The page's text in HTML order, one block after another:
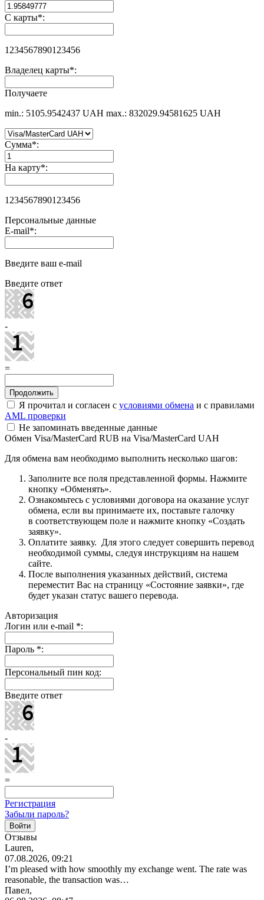
С карты*:
1234567890123456
Владелец карты*:
Получаете
min.: 5105.9542437 UAH max.: 832029.94581625 UAH
Сумма*:
На карту*:
1234567890123456
Персональные данные
E-mail*:
Введите ваш e-mail
Введите ответ
-
=
Я прочитал и согласен с условиями обмена и с правилами
AML проверки
Не запоминать введенные данные
Обмен Visa/MasterCard RUB на Visa/MasterCard UAH
Для обмена вам необходимо выполнить несколько шагов:
Заполните все поля представленной формы. Нажмите
кнопку «Обменять».
Ознакомьтесь с условиями договора на оказание услуг
обмена, если вы принимаете их, поставьте галочку
в соответствующем поле и нажмите кнопку «Создать
заявку».
Оплатите заявку. Для этого следует совершить перевод
необходимой суммы, следуя инструкциям на нашем
сайте.
После выполнения указанных действий, система
переместит Вас на страницу «Состояние заявки», где
будет указан статус вашего перевода.
Авторизация
Логин или e-mail *:
Пароль *:
Персональный пин код:
Введите ответ
-
=
Регистрация
Забыли пароль?
Отзывы
Lauren,
07.08.2026, 09:21
I’m pleased with how smoothly my exchange went. The rate was
reasonable, the transaction was…
Павел,